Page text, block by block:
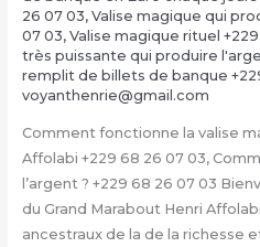
26 07 03, Valise magique qui
07 03, Valise magique rituel
très puissante qui produire
remplit de billets de banque
voyanthenrie@gmail.com
Comment fonctionne la valise
Affolabi +229 68 26 07 03,
l’argent ? +229 68 26 07 03
du Grand Marabout Henri
ancestraux de la de la richesse